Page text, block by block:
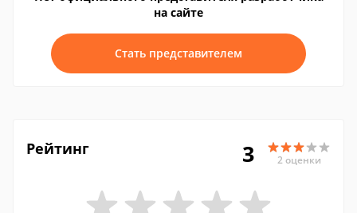
на сайте
Стать представителем
Рейтинг 3 2 оценки